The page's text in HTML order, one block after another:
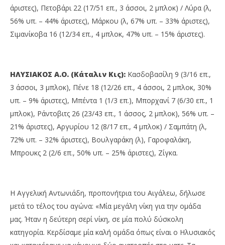
άριστες), Πετοβάρι 22 (17/51 επ., 3 άσσοι, 2 μπλοκ) / Λύρα (λ,
56% υπ. – 44% άριστες), Μάρκου (λ, 67% υπ. – 33% άριστες),
Σιμανίκοβα 16 (12/34 επ., 4 μπλοκ, 47% υπ. – 15% άριστες).
ΗΛΥΣΙΑΚΟΣ Α.Ο. (Κάταλιν Κις): Κασδοβασίλη 9 (3/16 επ.,
3 άσσοι, 3 μπλοκ), Πένε 18 (12/26 επ., 4 άσσοι, 2 μπλοκ, 30%
υπ. – 9% άριστες), Μπέντα 1 (1/3 επ.), Μπορχανί 7 (6/30 επ., 1
μπλοκ), Ράντοβιτς 26 (23/43 επ., 1 άσσος, 2 μπλοκ), 56% υπ. –
21% άριστες), Αργυρίου 12 (8/17 επ., 4 μπλοκ) / Σαμπάτη (λ,
72% υπ. – 32% άριστες), Βουλγαράκη (λ), Γαροφαλάκη,
Μπρουκς 2 (2/6 επ., 50% υπ. – 25% άριστες), Ζίγκα.
Η Αγγελική Αντωνιάδη, προπονήτρια του Αιγάλεω, δήλωσε
μετά το τέλος του αγώνα: «Μία μεγάλη νίκη για την ομάδα
μας. Ήταν η δεύτερη σερί νίκη, σε μία πολύ δύσκολη
κατηγορία. Κερδίσαμε μία καλή ομάδα όπως είναι ο Ηλυσιακός